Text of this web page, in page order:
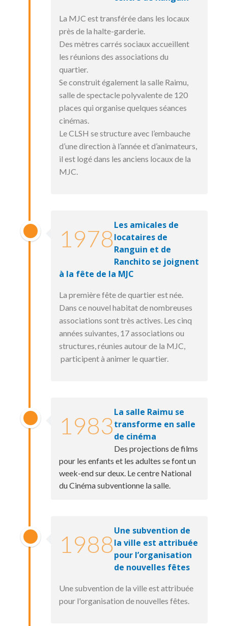
La MJC est transférée dans les locaux
près de la halte-garderie.
Des mètres carrés sociaux accueillent
les réunions des associations du
quartier.
Se construit également la salle Raimu,
salle de spectacle polyvalente de 120
places qui organise quelques séances
cinémas.
Le CLSH se structure avec l’embauche
d’une direction à l’année et d’animateurs,
il est logé dans les anciens locaux de la
MJC.
1978Les amicales de
locataires de
Ranguin et de
Ranchito se joignent
à la fête de la MJC
La première fête de quartier est née.
Dans ce nouvel habitat de nombreuses
associations sont très actives. Les cinq
années suivantes, 17 associations ou
structures, réunies autour de la MJC,
participent à animer le quartier.
1983La salle Raimu se
transforme en salle
de cinéma
Des projections de films
pour les enfants et les adultes se font un
week-end sur deux. Le centre National
du Cinéma subventionne la salle.
1988Une subvention de
la ville est attribuée
pour l’organisation
de nouvelles fêtes
Une subvention de la ville est attribuée
pour l'organisation de nouvelles fêtes.